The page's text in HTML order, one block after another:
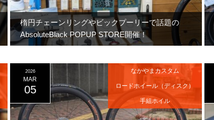
楕円チェーンリングやビックプーリーで話題の
AbsoluteBlack POPUP STORE開催！
2026/3/13(金)～4/12(日)まで
2026
MAR
05
なかやまカスタム
ロードホイール（ディスク）
手組ホイル